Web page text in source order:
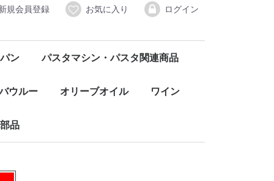
規会員登録 お気に入り ログイン
ン パスタマシン・パスタ関連商品
ウルー オリーブオイル ワイン
品